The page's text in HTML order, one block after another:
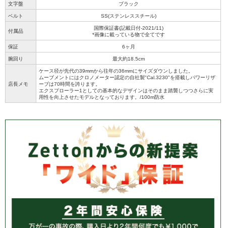
文字盤 ブラック
ベルト SS(ステンレススチール)
付属品
国際保証書(記載日付-2021/11)
*画像に載っている物で全てです
保証 6ヶ月
腕回り 最大約18.5cm
店長メモ
ケース径が先代の39mmから往年の36mmにサイズダウンしました。
ムーブメントにはクロノメーター認定の自社製"Cal.3230"を搭載しパワーリザ
ーブは70時間を誇ります。
エクスプローラー1としての基本的なデザインはそのまま踏襲しつつさらに実
用性を向上させたモデルとなっております。/100m防水